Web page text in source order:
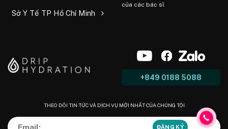
Sở Y Tế TP Hồ Chí Minh
của các bác sĩ.
+849 0188 5088
THEO DÕI TIN TỨC VÀ DỊCH VỤ MỚI NHẤT CỦA CHÚNG TÔI